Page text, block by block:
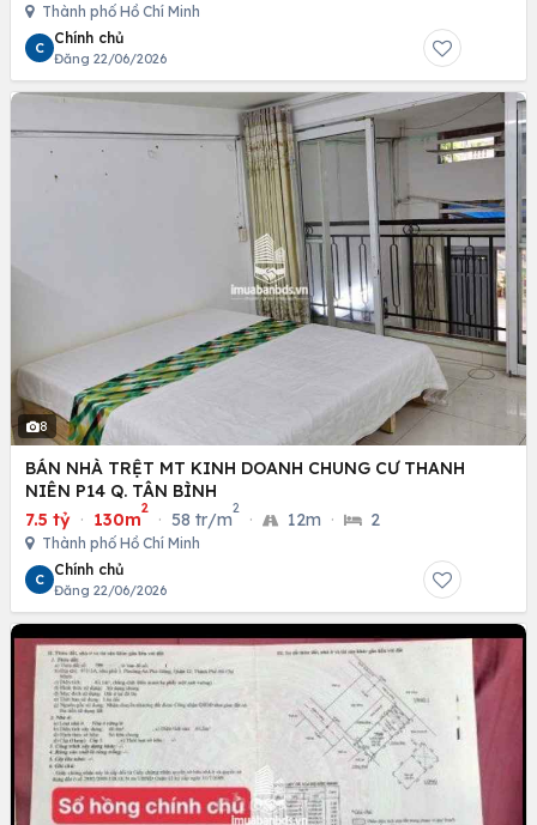
Thành phố Hồ Chí Minh
C
Chính chủ
Đăng 22/06/2026
8
BÁN NHÀ TRỆT MT KINH DOANH CHUNG CƯ THANH
NIÊN P14 Q. TÂN BÌNH
7.5 tỷ · 130m
2
· 58 tr/m
2
· 12m · 2
Thành phố Hồ Chí Minh
C
Chính chủ
Đăng 22/06/2026